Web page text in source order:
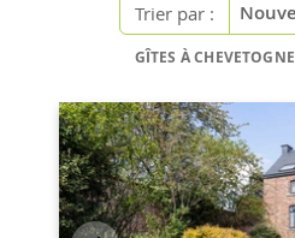
Trier par :
GÎTES À CHEVETOGNE